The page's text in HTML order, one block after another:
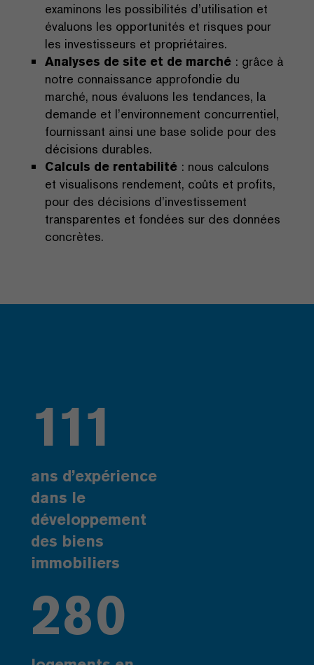
examinons les possibilités d’utilisation et
évaluons les opportunités et risques pour
les investisseurs et propriétaires.
Analyses de site et de marché : grâce à
notre connaissance approfondie du
marché, nous évaluons les tendances, la
demande et l’environnement concurrentiel,
fournissant ainsi une base solide pour des
décisions durables.
Calculs de rentabilité : nous calculons
et visualisons rendement, coûts et profits,
pour des décisions d’investissement
transparentes et fondées sur des données
concrètes.
111
ans d’expérience
dans le
développement
des biens
immobiliers
280